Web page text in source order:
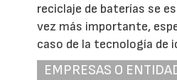
reciclaje de baterías se
vez más importante,
caso de la tecnología de
EMPRESAS O